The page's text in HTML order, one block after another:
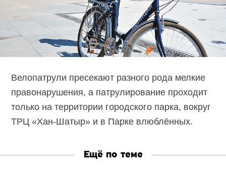
Велопатрули пресекают разного рода мелкие
правонарушения, а патрулирование проходит
только на территории городского парка, вокруг
ТРЦ «Хан-Шатыр» и в Парке влюблённых.
Ещё по теме